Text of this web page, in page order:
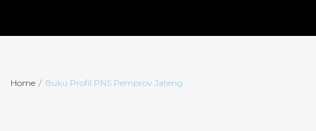
Home Buku Profil PNS Pemprov Jateng